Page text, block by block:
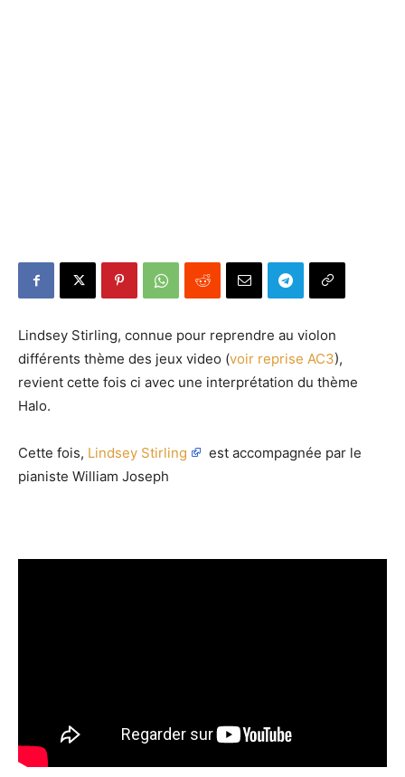
Lindsey Stirling, connue pour reprendre au violon
différents thème des jeux video (voir reprise AC3),
revient cette fois ci avec une interprétation du thème
Halo.
Cette fois, Lindsey Stirling
est accompagnée par le
pianiste William Joseph